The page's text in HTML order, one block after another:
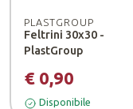
PLASTGROUP
Feltrini 30x30 -
PlastGroup
€ 0,90
Disponibile